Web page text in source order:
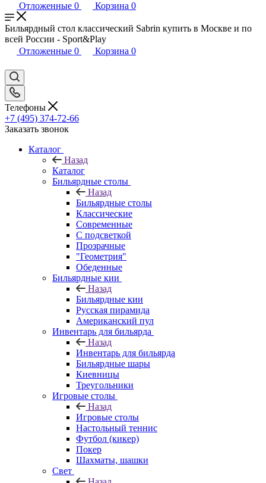
Отложенные 0 Корзина 0
Бильярдный стол классический Sabrin купить в Москве и по
всей России - Sport&Play
Отложенные 0 Корзина 0
Телефоны
+7 (495) 374-72-66
Заказать звонок
Каталог
Назад
Каталог
Бильярдные столы
Назад
Бильярдные столы
Классические
Современные
С подсветкой
Прозрачные
"Геометрия"
Обеденные
Бильярдные кии
Назад
Бильярдные кии
Русская пирамида
Американский пул
Инвентарь для бильярда
Назад
Инвентарь для бильярда
Бильярдные шары
Киевницы
Треугольники
Игровые столы
Назад
Игровые столы
Настольный теннис
Футбол (кикер)
Покер
Шахматы, шашки
Свет